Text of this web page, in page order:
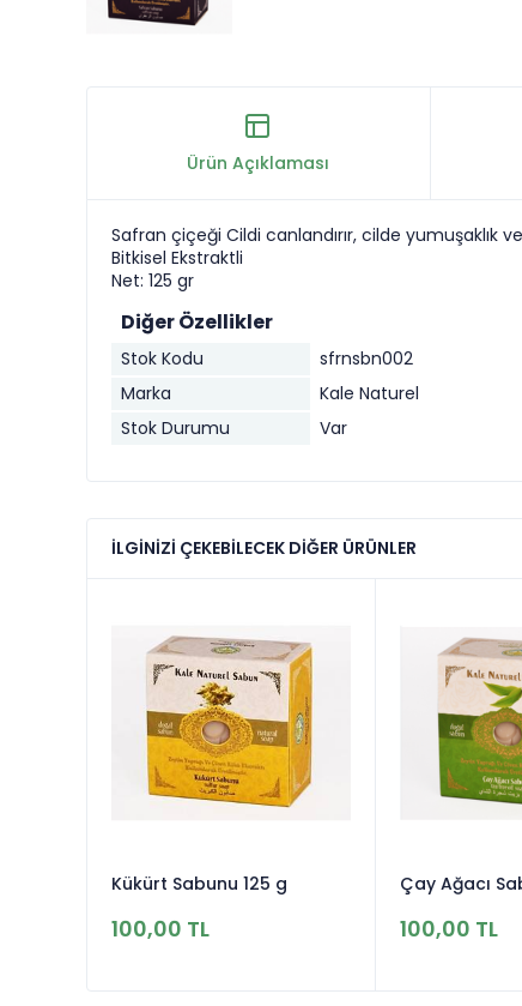
Ürün Açıklaması
Safran çiçeği Cildi canlandırır, cilde yumuşaklık
Bitkisel Ekstraktli
Net: 125 gr
Diğer Özellikler
Stok Kodu
sfrnsbn002
Marka
Kale Naturel
Stok Durumu
Var
İLGINIZI ÇEKEBILECEK DIĞER ÜRÜNLER
Kükürt Sabunu 125 g
100,00 TL
Çay Ağacı
100,00 TL